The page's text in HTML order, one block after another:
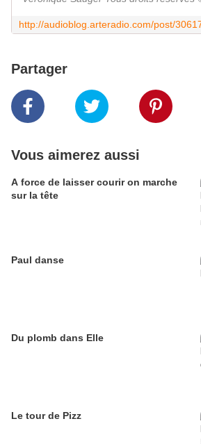
Partager
Vous aimerez aussi
A force de laisser courir on marche
sur la tête
Paul danse
Du plomb dans Elle
Le tour de Pizz